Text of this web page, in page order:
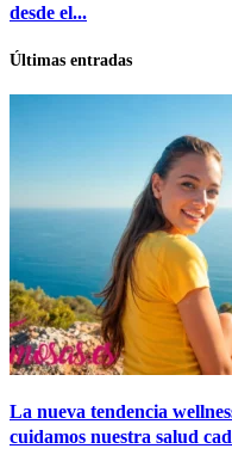
desde el...
Últimas entradas
La nueva tendencia
cuidamos nuestra salud